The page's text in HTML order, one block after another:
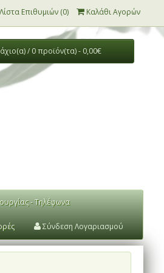
Λίστα Επιθυμιών (0) Καλάθι Αγορών
/ 0 προϊόν(τα) - 0,00€
- Τηλέφωνα
Σύνδεση Λογαριασμού